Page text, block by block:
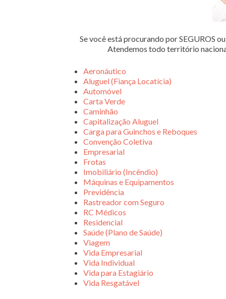
Se você está procurando por SEGUROS
Atendemos todo território
Aeronáutico
Aluguel (Fiança Locatícia)
Automóvel
Carta Verde
Caminhão
Capitalização Aluguel
Carga para Guinchos e Reboques
Convenção Coletiva
Empresarial
Frotas
Imobiliário (Incêndio)
Máquinas e Equipamentos
Previdência
Rastreador com Seguro
RC Médicos
Residencial
Saúde (Plano de Saúde)
Viagem
Vida Empresarial
Vida Individual
Vida para Estagiário
Vida Resgatável